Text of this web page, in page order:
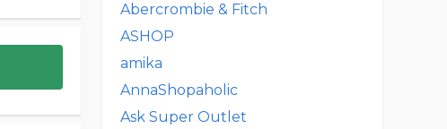
Abercrombie & Fitch
ASHOP
amika
AnnaShopaholic
Ask Super Outlet